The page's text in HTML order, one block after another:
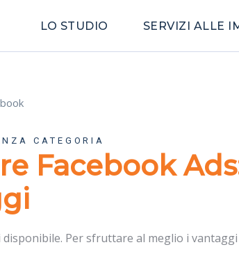
LO STUDIO SERVIZI ALLE
CATEGORIA
Facebook
Per sfruttare al meglio i vantaggi